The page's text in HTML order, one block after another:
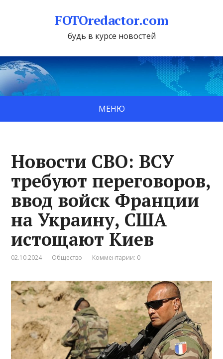
FOTOredactor.com
будь в курсе новостей
МЕНЮ
Новости СВО: ВСУ
требуют переговоров,
ввод войск Франции
на Украину, США
истощают Киев
02.10.2024 Общество Комментарии: 0